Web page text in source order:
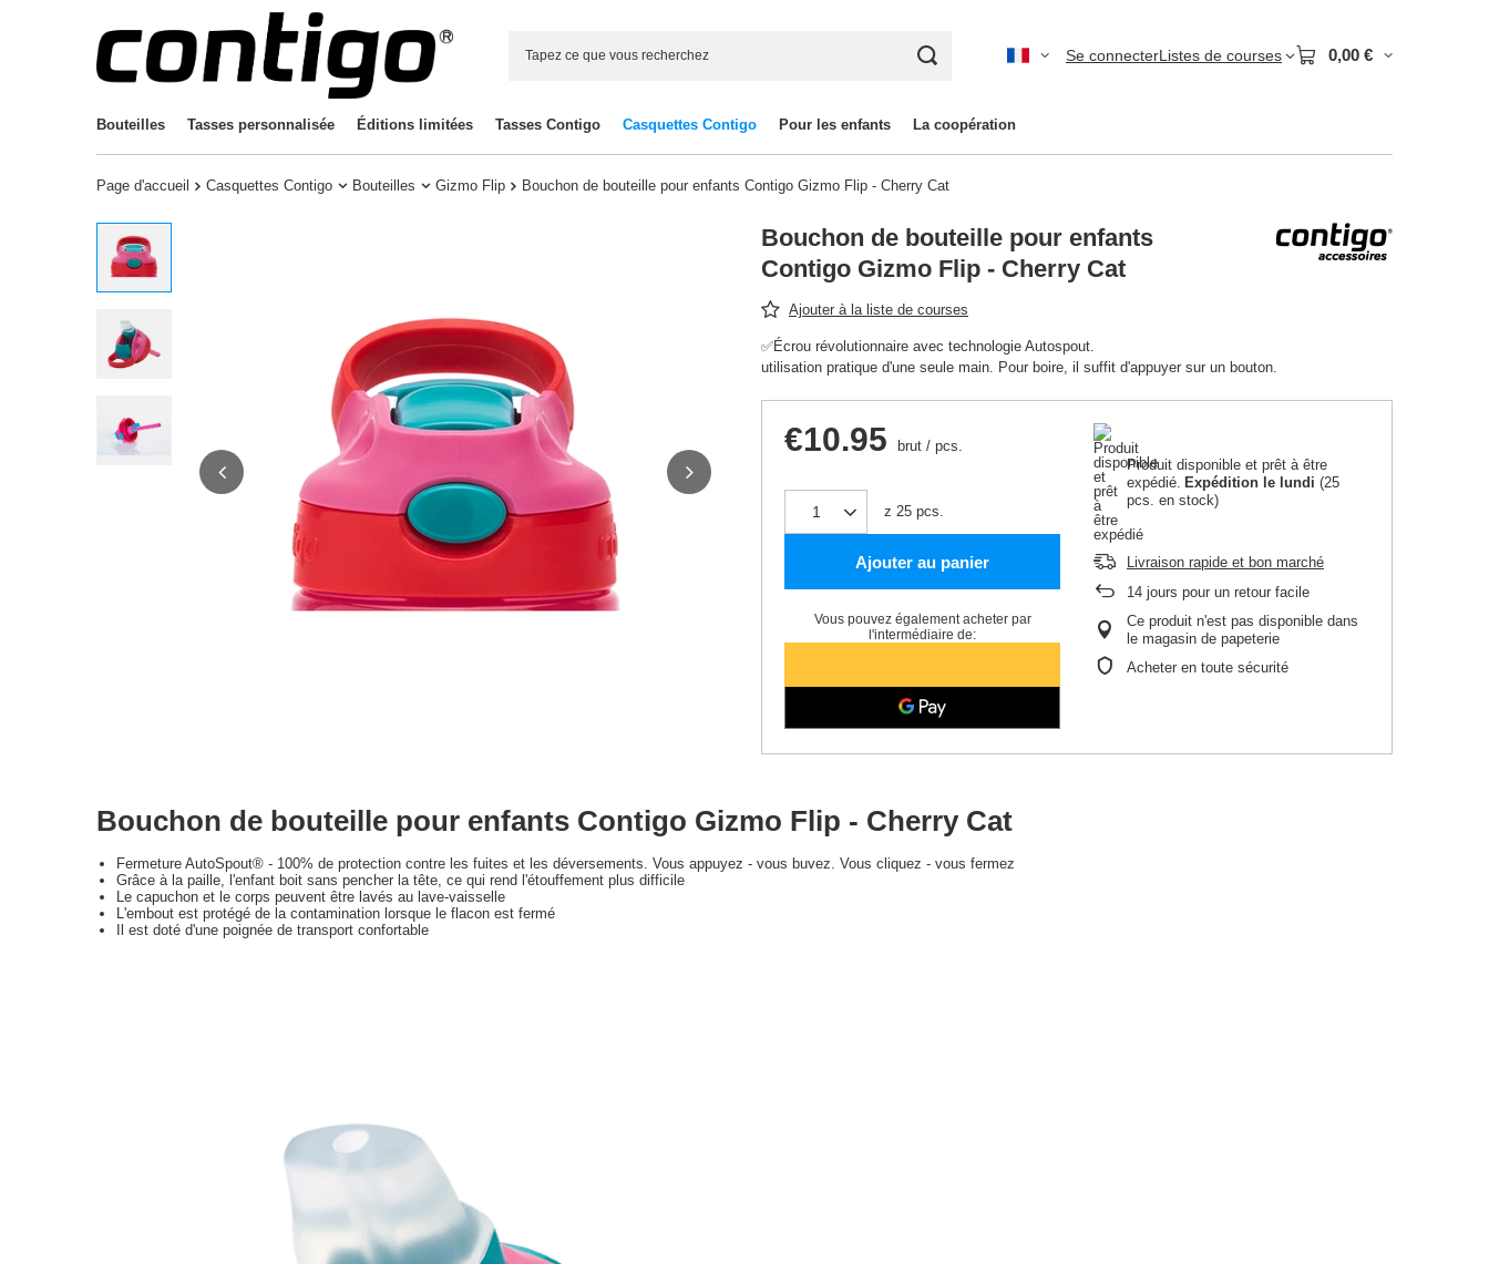
Se connecterListes de courses 0,00 €
Bouteilles Tasses personnalisée Éditions limitées Tasses Contigo Casquettes Contigo Pour les enfants La coopération
Page d'accueil Casquettes Contigo Bouteilles Gizmo Flip Bouchon de bouteille pour enfants Contigo Gizmo Flip - Cherry Cat
Bouchon de bouteille pour enfants
Contigo Gizmo Flip - Cherry Cat
Ajouter à la liste de courses
✅Écrou révolutionnaire avec technologie Autospout.
utilisation pratique d'une seule main. Pour boire, il suffit d'appuyer sur un bouton.
€10.95 brut / pcs.
z 25 pcs.
Ajouter au panier
Vous pouvez également acheter par
l'intermédiaire de:
Produit disponible et prêt à être
expédié Expédition le lundi (25
pcs. en stock)
Livraison rapide et bon marché
14 jours pour un retour facile
Ce produit n'est pas disponible dans
le magasin de papeterie
Acheter en toute sécurité
Bouchon de bouteille pour enfants Contigo Gizmo Flip - Cherry Cat
Fermeture AutoSpout® - 100% de protection contre les fuites et les déversements. Vous appuyez - vous buvez. Vous cliquez - vous fermez
Grâce à la paille, l'enfant boit sans pencher la tête, ce qui rend l'étouffement plus difficile
Le capuchon et le corps peuvent être lavés au lave-vaisselle
L'embout est protégé de la contamination lorsque le flacon est fermé
Il est doté d'une poignée de transport confortable